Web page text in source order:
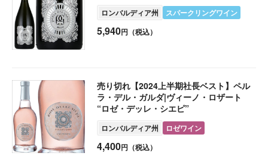
ロンバルディア州 スパークリングワイン
5,940円（税込）
売り切れ【2024上半期社長ベスト】ペル
ラ・デル・ガルダ|ヴィーノ・ロザート
“ロゼ・デッレ・シエピ”
ロンバルディア州 ロゼワイン
4,400円（税込）